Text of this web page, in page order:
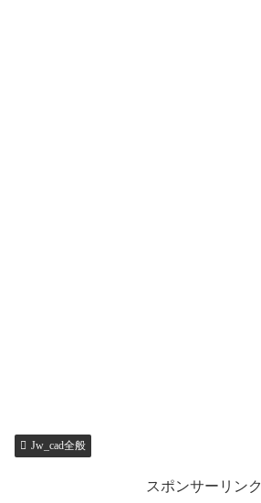
Jw_cad全般
スポンサーリンク